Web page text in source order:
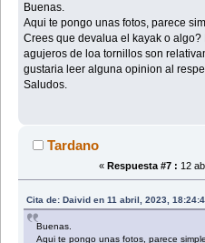
Buenas.
Aqui te pongo unas fotos, parece
Crees que devalua el kayak o
agujeros de loa tornillos son
gustaria leer alguna opinion al
Saludos.
Tardano
« Respuesta #7 : 12
Cita de: Daivid en 11 abril, 2023,
Buenas.
Aqui te pongo unas fotos, parece